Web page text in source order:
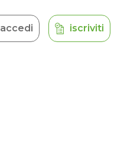
accedi iscriviti